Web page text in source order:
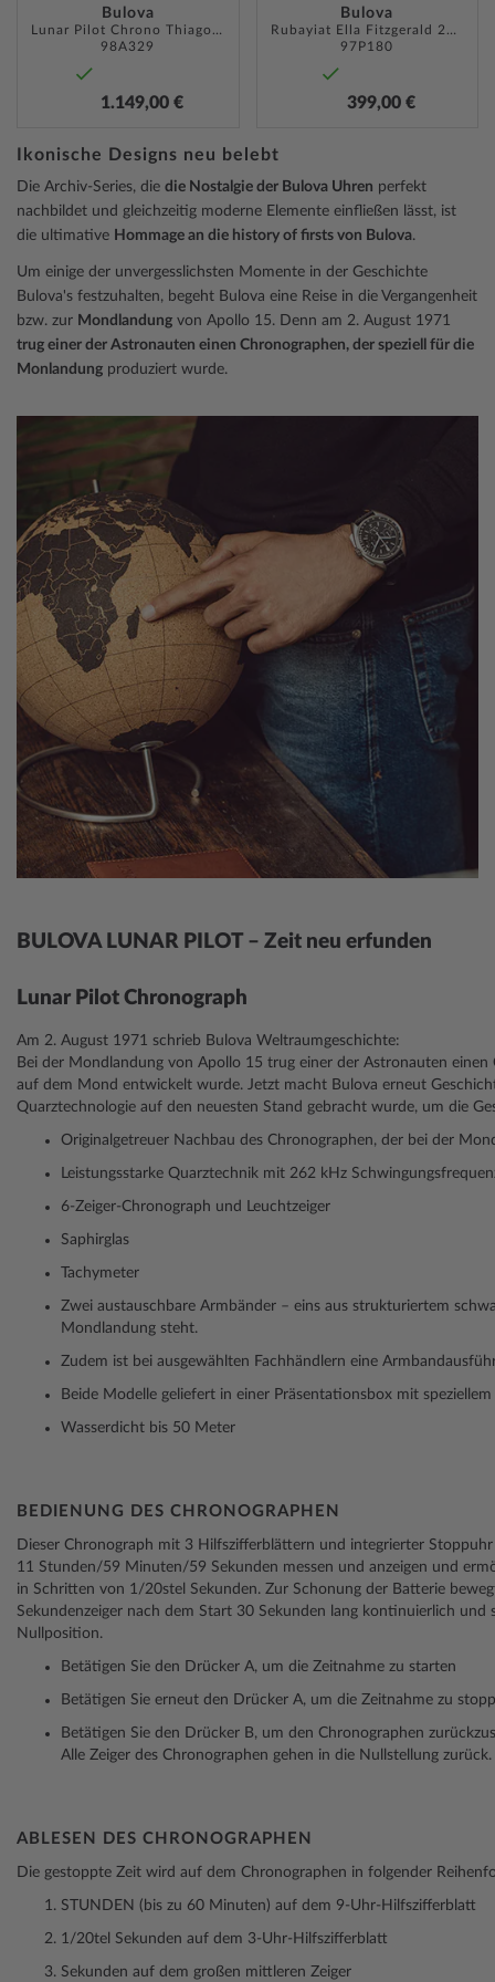
Bulova
Lunar Pilot Chrono Thiago Rosinhole Budii Limited 43,5mm 5ATM
98A329
1.149,00 €
Bulova
Rubayiat Ella Fitzgerald 28,8mm 3ATM
97P180
399,00 €
Ikonische Designs neu belebt
Die Archiv-Series, die die Nostalgie der Bulova Uhren perfekt
nachbildet und gleichzeitig moderne Elemente einfließen lässt, ist
die ultimative Hommage an die history of firsts von Bulova.
Um einige der unvergesslichsten Momente in der Geschichte
Bulova's festzuhalten, begeht Bulova eine Reise in die Vergangenheit
bzw. zur Mondlandung von Apollo 15. Denn am 2. August 1971
trug einer der Astronauten einen Chronographen, der speziell für die
Monlandung produziert wurde.
BULOVA LUNAR PILOT – Zeit neu erfunden
Lunar Pilot Chronograph
Am 2. August 1971 schrieb Bulova Weltraumgeschichte:
Bei der Mondlandung von Apollo 15 trug einer der Astronauten
auf dem Mond entwickelt wurde. Jetzt macht Bulova erneut
Quarztechnologie auf den neuesten Stand gebracht wurde, um die
Originalgetreuer Nachbau des Chronographen, der bei der
Leistungsstarke Quarztechnik mit 262 kHz
6-Zeiger-Chronograph und Leuchtzeiger
Saphirglas
Tachymeter
Zwei austauschbare Armbänder – eins aus strukturiertem
Mondlandung steht.
Zudem ist bei ausgewählten Fachhändlern eine
Beide Modelle geliefert in einer Präsentationsbox mit
Wasserdicht bis 50 Meter
BEDIENUNG DES CHRONOGRAPHEN
Dieser Chronograph mit 3 Hilfszifferblättern und integrierter
11 Stunden/59 Minuten/59 Sekunden messen und anzeigen und
in Schritten von 1/20stel Sekunden. Zur Schonung der Batterie
Sekundenzeiger nach dem Start 30 Sekunden lang kontinuierlich und
Nullposition.
Betätigen Sie den Drücker A, um die Zeitnahme zu starten
Betätigen Sie erneut den Drücker A, um die Zeitnahme zu
Betätigen Sie den Drücker B, um den Chronographen
Alle Zeiger des Chronographen gehen in die Nullstellung zurück.
ABLESEN DES CHRONOGRAPHEN
Die gestoppte Zeit wird auf dem Chronographen in folgender
STUNDEN (bis zu 60 Minuten) auf dem 9-Uhr-Hilfszifferblatt
1/20tel Sekunden auf dem 3-Uhr-Hilfszifferblatt
Sekunden auf dem großen mittleren Zeiger